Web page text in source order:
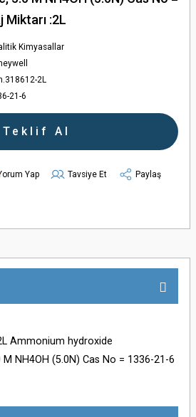
Miktarı :2L
Kimyasallar
2L
21-6
Teklif Al
Yap Tavsiye Et
Paylaş
Ammonium hydroxide
NH4OH (5.0N) Cas No = 1336-21-6